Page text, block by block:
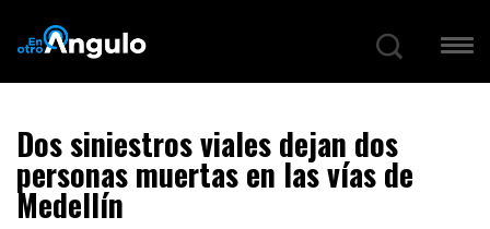
Dos siniestros viales dejan dos
personas muertas en las vías de
Medellín